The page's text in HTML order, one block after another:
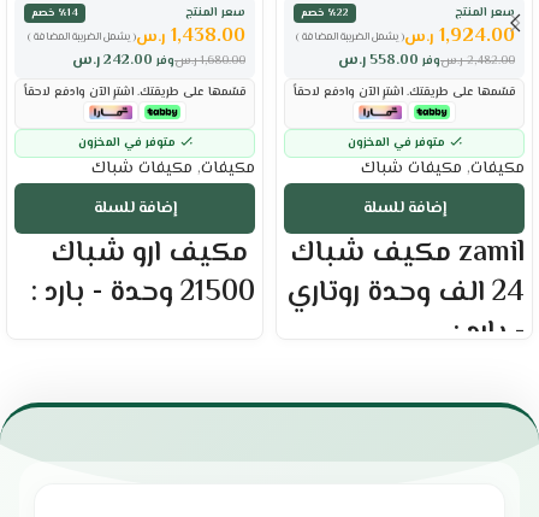
سعر المنتج
٪22 خصم
( يشمل الضريبة المضافة )
1,924.00 ر.س
وفر 558.00 ر.س 2,482.00 ر.س
قسّمها على طريقتك. اشترِ الآن وادفع لاحقاً
متوفر في المخزون
مكيفات, مكيفات شباك
إضافة للسلة
zamil مكيف شباك
24 الف وحدة روتاري
- بارد :
القدرة الإسمية : 2 طن
سعر المنتج
٪14 خصم
( يشمل الضريبة المضافة )
1,438.00 ر.س
وفر 242.00ر.س 1,680.00 ر.س
قسّمها على طريقتك. اشترِ الآن وادفع لاحقاً
متوفر في المخزون
مكيفات, مكيفات شباك
إضافة للسلة
مكيف ارو شباك
21500 وحدة - بارد :
القدرة الاسمية : 2 طن